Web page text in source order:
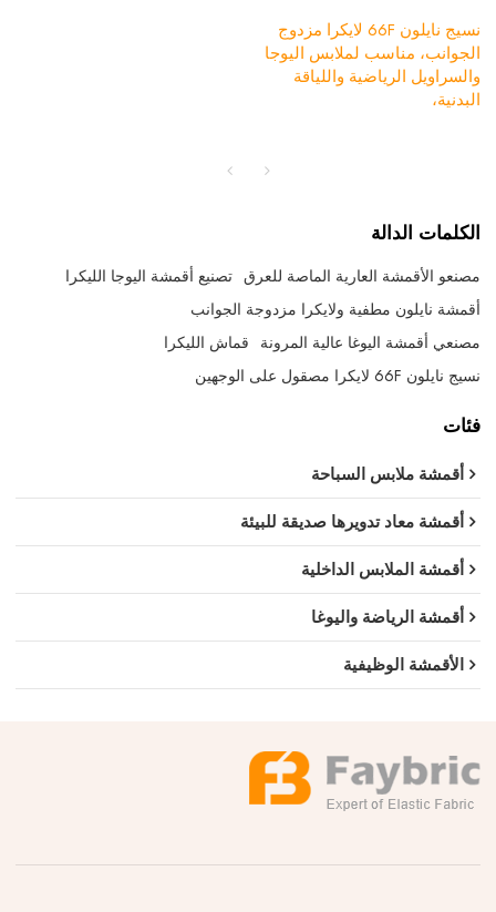
نسيج نايلون 66F لايكرا مزدوج
الجوانب، مناسب لملابس اليوجا
والسراويل الرياضية واللياقة
البدنية،
الكلمات الدالة
مصنعو الأقمشة العارية الماصة للعرق تصنيع أقمشة اليوجا الليكرا
أقمشة نايلون مطفية ولايكرا مزدوجة الجوانب
مصنعي أقمشة اليوغا عالية المرونة قماش الليكرا
نسيج نايلون 66F لايكرا مصقول على الوجهين
فئات
أقمشة ملابس السباحة
أقمشة معاد تدويرها صديقة للبيئة
أقمشة الملابس الداخلية
أقمشة الرياضة واليوغا
الأقمشة الوظيفية